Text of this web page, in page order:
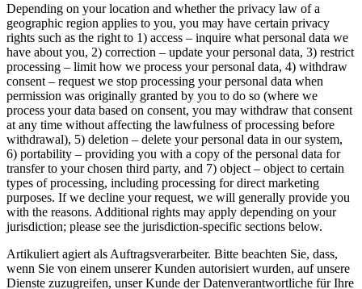
Depending on your location and whether the privacy law of a
geographic region applies to you, you may have certain privacy
rights such as the right to 1) access – inquire what personal data we
have about you, 2) correction – update your personal data, 3) restrict
processing – limit how we process your personal data, 4) withdraw
consent – request we stop processing your personal data when
permission was originally granted by you to do so (where we
process your data based on consent, you may withdraw that consent
at any time without affecting the lawfulness of processing before
withdrawal), 5) deletion – delete your personal data in our system,
6) portability – providing you with a copy of the personal data for
transfer to your chosen third party, and 7) object – object to certain
types of processing, including processing for direct marketing
purposes. If we decline your request, we will generally provide you
with the reasons. Additional rights may apply depending on your
jurisdiction; please see the jurisdiction-specific sections below.
Artikuliert agiert als Auftragsverarbeiter. Bitte beachten Sie, dass,
wenn Sie von einem unserer Kunden autorisiert wurden, auf unsere
Dienste zuzugreifen, unser Kunde der Datenverantwortliche für Ihre